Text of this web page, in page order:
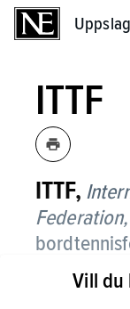
ITTF
ITTF,
Federation,
London
Vill du